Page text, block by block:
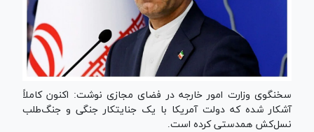
سخنگوی وزارت امور خارجه در فضای مجازی نوشت: اکنون کاملاً
آشکار شده که دولت آمریکا با یک جنایتکار جنگی و جنگ‌طلب
نسل‌کش همدستی کرده است.